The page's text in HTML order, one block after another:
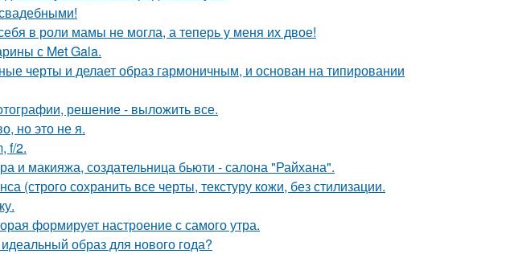
в роли мамы не могла, а теперь у меня их двое!
с Met Gala.
черты и делает образ гармоничным, и основан на типировании
решение - выложить все.
но это не я.
f/2.
и макияжа, создательница бьюти - салона "Райхана".
(строго сохранить все черты, текстуру кожи, без стилизации.
формирует настроение с самого утра.
образ для нового года?